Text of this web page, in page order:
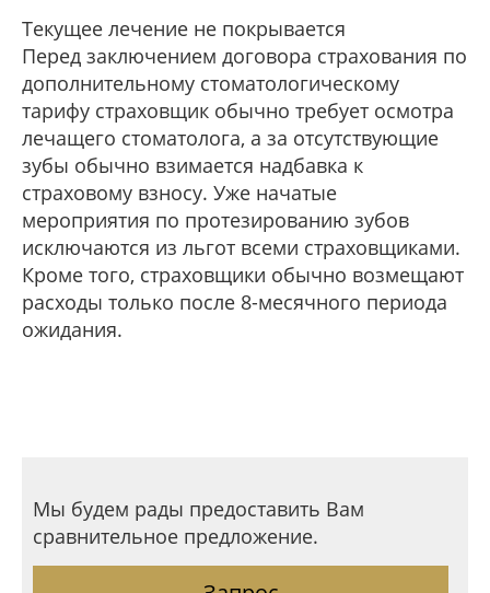
Текущее лечение не покрывается
Перед заключением договора страхования по
дополнительному стоматологическому
тарифу страховщик обычно требует осмотра
лечащего стоматолога, а за отсутствующие
зубы обычно взимается надбавка к
страховому взносу. Уже начатые
мероприятия по протезированию зубов
исключаются из льгот всеми страховщиками.
Кроме того, страховщики обычно возмещают
расходы только после 8-месячного периода
ожидания.
Мы будем рады предоставить Вам
сравнительное предложение.